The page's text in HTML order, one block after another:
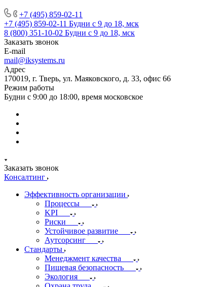
+7 (495) 859-02-11
+7 (495) 859-02-11 Будни с 9 до 18, мск
8 (800) 351-10-02 Будни с 9 до 18, мск
Заказать звонок
E-mail
mail@iksystems.ru
Адрес
170019, г. Тверь, ул. Маяковского, д. 33, офис 66
Режим работы
Будни с 9:00 до 18:00, время московское
Заказать звонок
Консалтинг
Эффективность организации
Процессы
KPI
Риски
Устойчивое развитие
Аутсорсинг
Стандарты
Менеджмент качества
Пищевая безопасность
Экология